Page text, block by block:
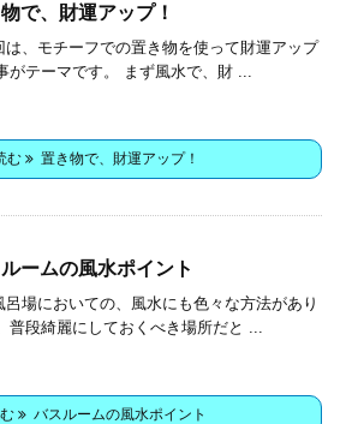
で、財運アップ！
は、モチーフでの置き物を使って財運アップ
がテーマです。 まず風水で、財 ...
む 置き物で、財運アップ！
ームの風水ポイント
呂場においての、風水にも色々な方法があり
普段綺麗にしておくべき場所だと ...
バスルームの風水ポイント